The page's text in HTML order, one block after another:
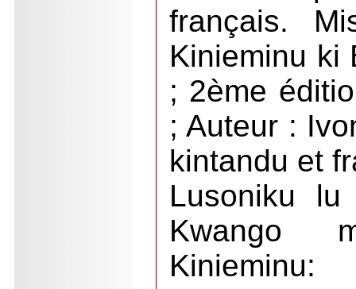
français.
Kinieminu ki
; 2ème
; Auteur :
kintandu et
Lusoniku
Kwango
Kinieminu: